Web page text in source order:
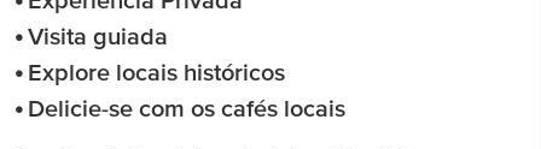
Visita guiada
Explore locais históricos
Delicie-se com os cafés locais